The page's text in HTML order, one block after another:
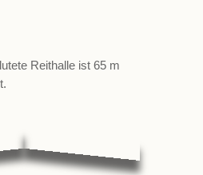
Reithalle ist 65 m